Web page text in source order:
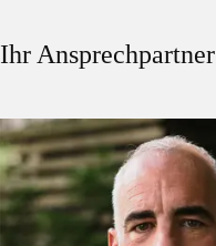
Ihr Ansprechpartner